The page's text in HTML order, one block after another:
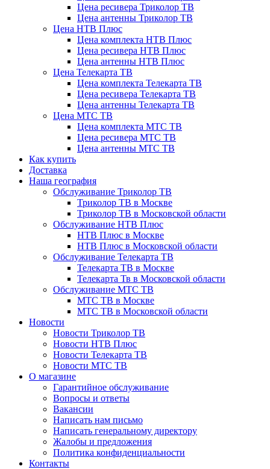
Цена ресивера Триколор ТВ
Цена антенны Триколор ТВ
Цена НТВ Плюс
Цена комплекта НТВ Плюс
Цена ресивера НТВ Плюс
Цена антенны НТВ Плюс
Цена Телекарта ТВ
Цена комплекта Телекарта ТВ
Цена ресивера Телекарта ТВ
Цена антенны Телекарта ТВ
Цена МТС ТВ
Цена комплекта МТС ТВ
Цена ресивера МТС ТВ
Цена антенны МТС ТВ
Как купить
Доставка
Наша география
Обслуживание Триколор ТВ
Триколор ТВ в Москве
Триколор ТВ в Московской области
Обслуживание НТВ Плюс
НТВ Плюс в Москве
НТВ Плюс в Московской области
Обслуживание Телекарта ТВ
Телекарта ТВ в Москве
Телекарта Тв в Московской области
Обслуживание МТС ТВ
МТС ТВ в Москве
МТС ТВ в Московской области
Новости
Новости Триколор ТВ
Новости НТВ Плюс
Новости Телекарта ТВ
Новости МТС ТВ
О магазине
Гарантийное обслуживание
Вопросы и ответы
Вакансии
Написать нам письмо
Написать генеральному директору
Жалобы и предложения
Политика конфиденциальности
Контакты